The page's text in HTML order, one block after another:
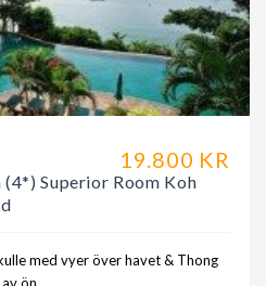
19.800 KR
(4*) Superior Room Koh
med vyer över havet & Thong